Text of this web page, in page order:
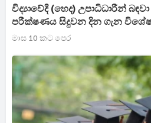
විද්‍යාවේදී (හෙද) උපාධිධාරීන්
පරීක්ෂණය සිදුවන දින ගැන
මාස 10 කට පෙර